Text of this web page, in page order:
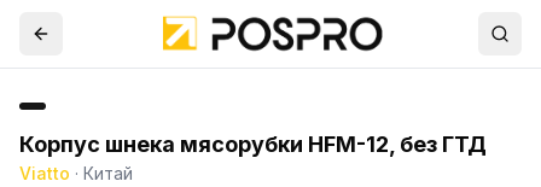
Корпус шнека мясорубки HFM-12, без ГТД
Viatto · Китай